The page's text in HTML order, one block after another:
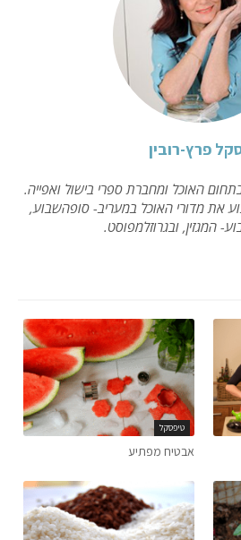
פרץ-רובין
האוכל ומחברת ספרי בישול ואפייה.
את מדורי האוכל במעריב- סופהשבוע,
המגזין, ובגרוזלמפוסט.
טיפסקל
אבטיח מפתיע